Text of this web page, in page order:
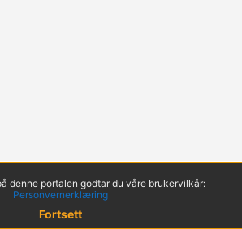
denne portalen godtar du våre brukervilkår:
Personvernerklæring
Fortsett